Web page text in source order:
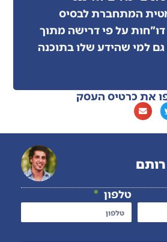
המתחברת לבסיס
דו"חות על פי דרישה מתוך
למי שהידע שלו בתוכנה
את כרטיס העסק
טלפון